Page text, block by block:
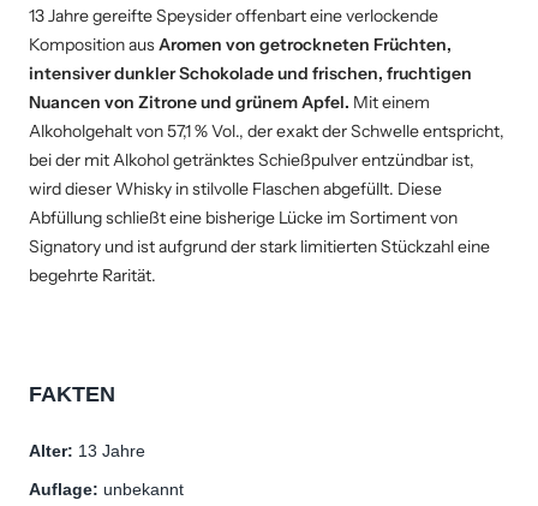
13 Jahre gereifte Speysider offenbart eine verlockende
Komposition ausAromen von getrockneten Früchten,
intensiver dunkler Schokolade und frischen, fruchtigen
Nuancen von Zitrone und grünem Apfel. Mit einem
Alkoholgehalt von 57,1 % Vol., der exakt der Schwelle entspricht,
bei der mit Alkohol getränktes Schießpulver entzündbar ist,
wird dieser Whisky in stilvolle Flaschen abgefüllt. Diese
Abfüllung schließt eine bisherige Lücke im Sortiment von
Signatory und ist aufgrund der stark limitierten Stückzahl eine
begehrte Rarität.
FAKTEN
Alter: 13 Jahre
Auflage: unbekannt